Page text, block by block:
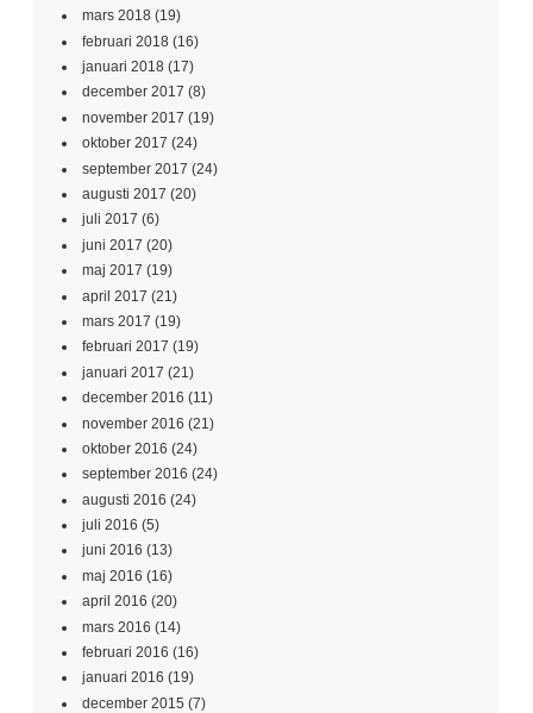
mars 2018 (19)
februari 2018 (16)
januari 2018 (17)
december 2017 (8)
november 2017 (19)
oktober 2017 (24)
september 2017 (24)
augusti 2017 (20)
juli 2017 (6)
juni 2017 (20)
maj 2017 (19)
april 2017 (21)
mars 2017 (19)
februari 2017 (19)
januari 2017 (21)
december 2016 (11)
november 2016 (21)
oktober 2016 (24)
september 2016 (24)
augusti 2016 (24)
juli 2016 (5)
juni 2016 (13)
maj 2016 (16)
april 2016 (20)
mars 2016 (14)
februari 2016 (16)
januari 2016 (19)
december 2015 (7)